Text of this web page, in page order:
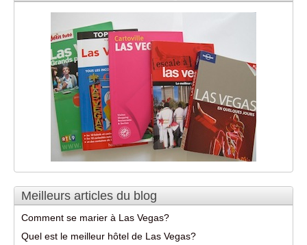
Meilleurs articles du blog
Comment se marier à Las Vegas?
Quel est le meilleur hôtel de Las Vegas?